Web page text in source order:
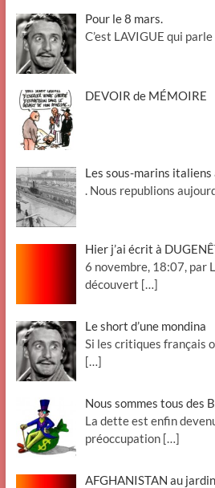
Pour le 8 mars.
C’est LAVIGUE qui
DEVOIR de MÉMOIRE
Les sous-marins
. Nous republions
Hier j’ai écrit à
6 novembre, 18:07, par
découvert […]
Le short d’une mondina
Si les critiques français
[…]
Nous sommes tous des
La dette est enfin
préoccupation […]
AFGHANISTAN au